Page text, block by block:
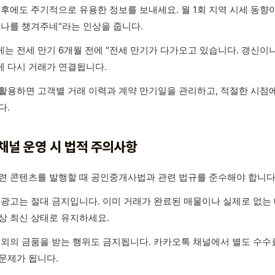
에도 주기적으로 유용한 정보를 보내세요. 월 1회 지역 시세 동
를 챙겨주네"라는 인상을 줍니다.
는 전세 만기 6개월 전에 "전세 만기가 다가오고 있습니다. 갱신
다시 거래가 연결됩니다.
용하면 고객별 거래 이력과 계약 만기일을 관리하고, 적절한 시
.
널 운영 시 법적 주의사항
콘텐츠를 발행할 때 공인중개사법과 관련 법규를 준수해야 합니
고는 절대 금지입니다. 이미 거래가 완료된 매물이나 실제로 없
최신 상태로 유지하세요.
의 금품을 받는 행위도 금지됩니다. 카카오톡 채널에서 별도 수
제가 됩니다.